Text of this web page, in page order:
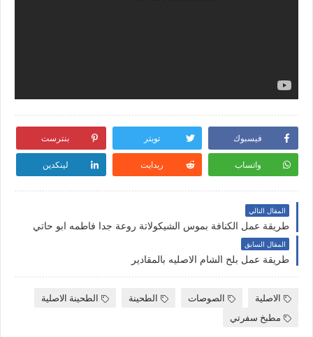
فيسبوك تويتر بنترست
واتساب ريدايت لينكدين
المقال التالي
طريقة عمل الكنافة بموس الشيكولاتة روعة جدا فاطمه ابو حاتي
المقال السابق
طريقة عمل بلح الشام الاصليه بالمقادير
الاصلية الصوصات الطحينة
الطحينة الاصلية
مطبخ سفرتي